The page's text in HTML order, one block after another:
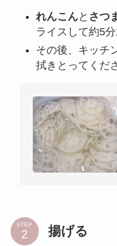
れんこんと さつ
ライスして約5
その後、キッチ
拭きとってくだ
STEP 揚げる